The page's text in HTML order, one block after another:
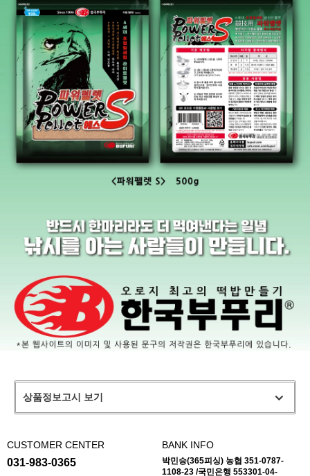
상품정보고시 보기
CUSTOMER CENTER
031-983-0365
BANK INFO
박민승(365피싱) 농협 351-0787-
1108-23 /국민은행 553301-04-